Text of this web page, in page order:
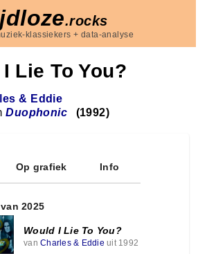
.rocks
klassiekers + data-analyse
Lie To You?
& Eddie
Duophonic (1992)
Op grafiek Info
2025
Would I Lie To You?
van Charles & Eddie uit 1992